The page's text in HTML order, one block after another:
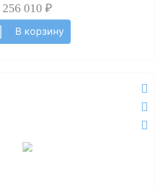
256 010 ₽
В корзину